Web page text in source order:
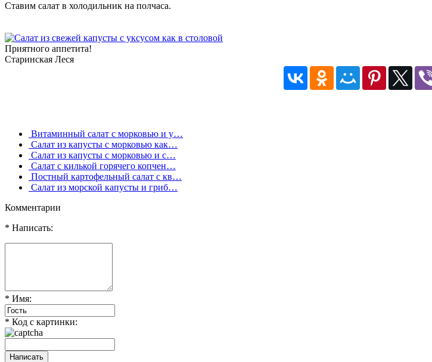
Ставим салат в холодильник на полчаса.
Приятного аппетита!
Старинская Леся
Витаминный салат с морковью и у…
Салат из капусты с морковью как…
Салат из капусты с морковью и с…
Салат с килькой горячего копчен…
Постный картофельный салат с кв…
Салат из морской капусты и гриб…
Комментарии
* Написать:
* Имя:
* Код с картинки: